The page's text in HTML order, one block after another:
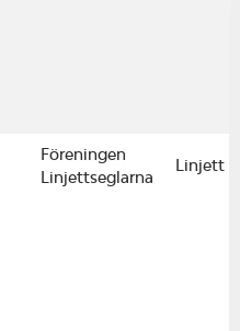
Föreningen
Linjettseglarna
Linjett